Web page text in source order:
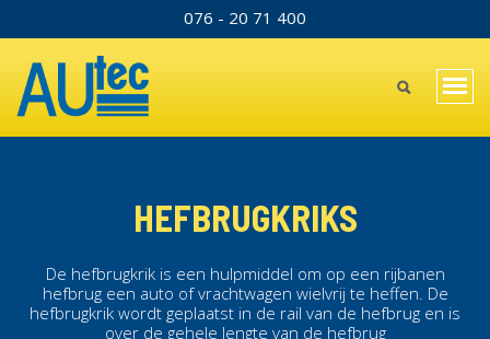
TOPBAR
076 - 20 71 400
MAIN
MENU
HEFBRUGKRIKS
De hefbrugkrik is een hulpmiddel om op een rijbanen
hefbrug een auto of vrachtwagen wielvrij te heffen. De
hefbrugkrik wordt geplaatst in de rail van de hefbrug en is
over de gehele lengte van de hefbrug